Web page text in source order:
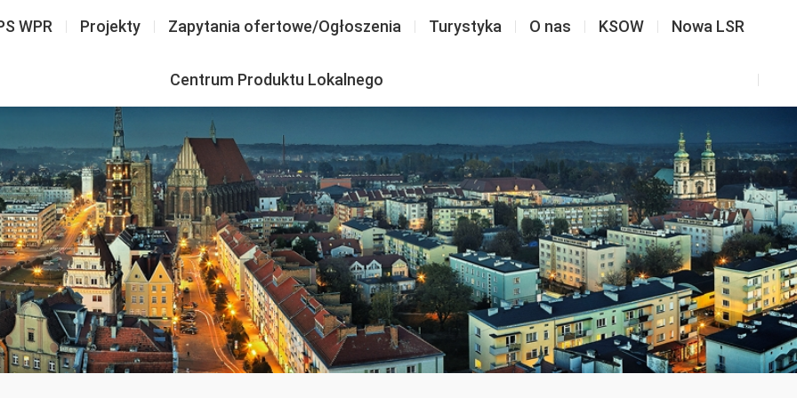
WPR Projekty Zapytania ofertowe/Ogłoszenia Turystyka O nas KSOW Nowa LSR
Centrum Produktu Lokalnego